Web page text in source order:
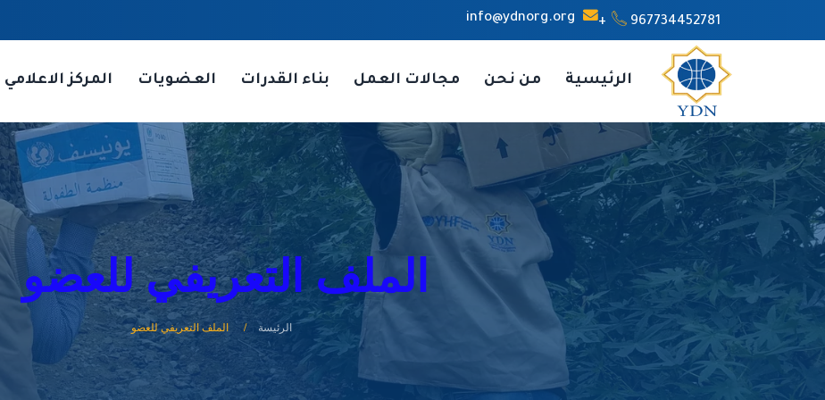
967734452781+
info@ydnorg.org
الرئيسية من نحن مجالات العمل بناء القدرات العضويات المركز الاعلامي
الملف التعريفي للعضو
الرئيسة الملف التعريفي للعضو